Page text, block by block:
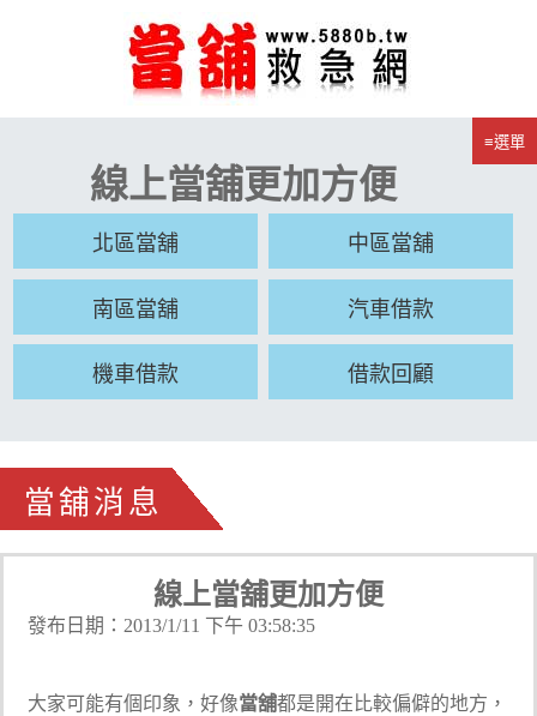
≡選單
線上當舖更加方便
北區當舖 中區當舖
南區當舖 汽車借款
機車借款 借款回顧
當舖消息
線上當舖更加方便
發布日期：2013/1/11 下午 03:58:35
大家可能有個印象，好像當舖都是開在比較偏僻的地方，